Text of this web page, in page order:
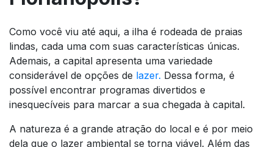
Como você viu até aqui, a ilha é rodeada de praias
lindas, cada uma com suas características únicas.
Ademais, a capital apresenta uma variedade
considerável de opções de lazer. Dessa forma, é
possível encontrar programas divertidos e
inesquecíveis para marcar a sua chegada à capital.
A natureza é a grande atração do local e é por meio
dela que o lazer ambiental se torna viável. Além das